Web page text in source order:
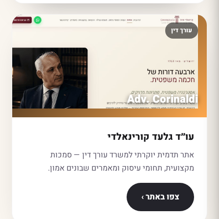
עורך דין
Adv. Corinaldi
עו״ד גלעד קורינאלדי
אתר תדמית יוקרתי למשרד עורך דין — סמכות
מקצועית, תחומי עיסוק ומאמרים שבונים אמון.
צפו באתר ›